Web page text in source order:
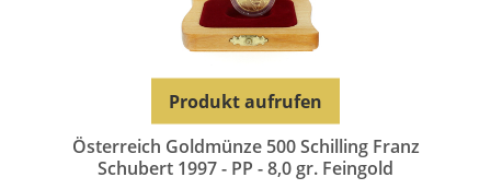
Österreich Goldmünze 500 Schilling Franz
Schubert 1997 - PP - 8,0 gr. Feingold
Produkt aufrufen